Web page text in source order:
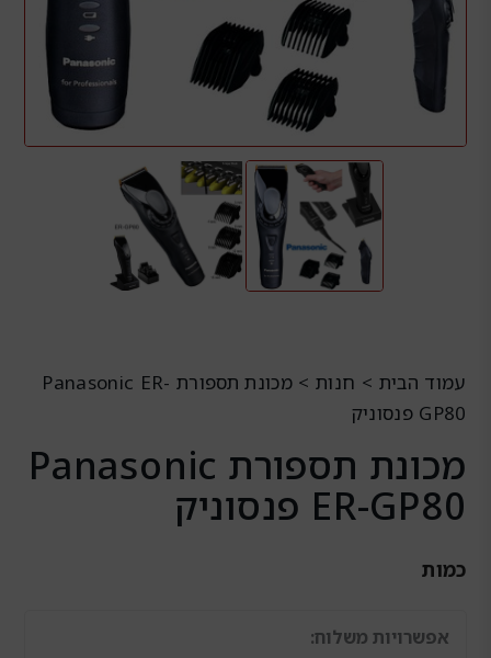
עמוד הבית > חנות>
מכונת תספורת Panasonic ER-
GP80 פנסוניק
מכונת תספורת Panasonic
ER-GP80 פנסוניק
כמות
אפשרויות משלוח: